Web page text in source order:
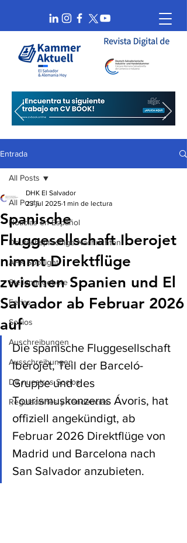
Entrada
All Posts
Noticias en Español
Deutschsprachige Nachrichten
AHK Spotlight
Stellenangebote
Ferias
Socios
Auschreibungen
Ausschreibungen
De nuestros Socios
Regulaciones y Tendencias
All Posts
Spanische
Fluggesellschaft Iberojet
nimmt Direktflüge
zwischen Spanien und El
Salvador ab Februar 2026
auf
DHK El Salvador
23 jul 2025 1 min de lectura
Die spanische Fluggesellschaft
Iberojet, Teil der Barceló-
Gruppe und des
Tourismuskonzerns Ávoris, hat
offiziell angekündigt, ab
Februar 2026 Direktflüge von
Madrid und Barcelona nach
San Salvador anzubieten.